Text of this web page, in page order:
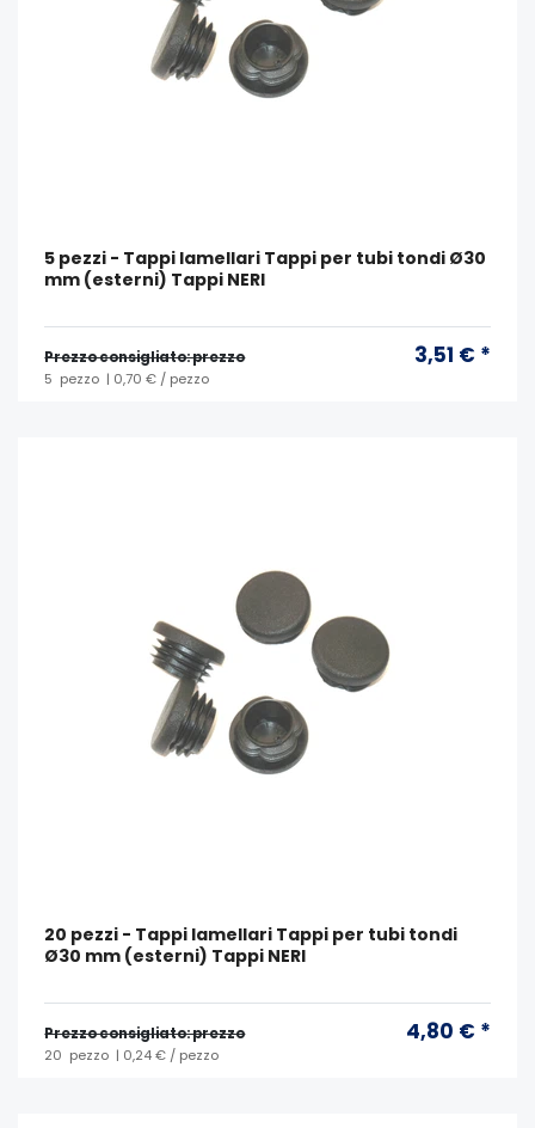
5 pezzi - Tappi lamellari Tappi per tubi tondi Ø30
mm (esterni) Tappi NERI
Prezzo consigliato: prezzo 3,51 € *
5 pezzo | 0,70 € / pezzo
20 pezzi - Tappi lamellari Tappi per tubi tondi
Ø30 mm (esterni) Tappi NERI
Prezzo consigliato: prezzo 4,80 € *
20 pezzo | 0,24 € / pezzo